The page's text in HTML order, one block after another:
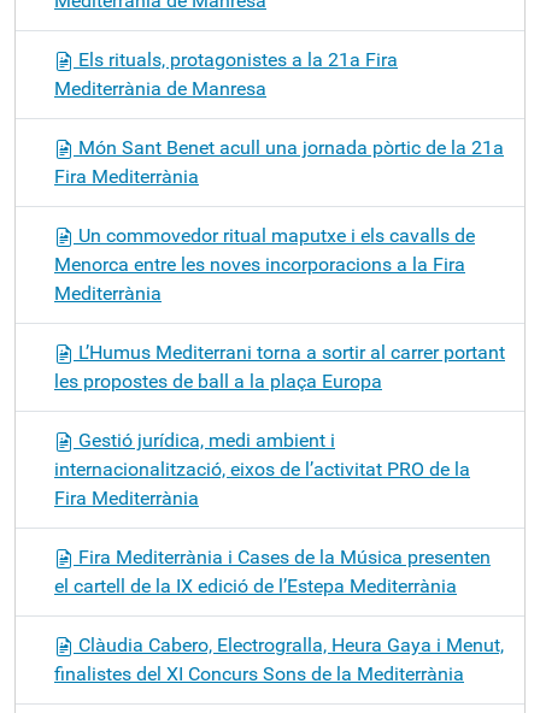
Els rituals, protagonistes a la 21a Fira
Mediterrània de Manresa
Món Sant Benet acull una jornada pòrtic de la 21a
Fira Mediterrània
Un commovedor ritual maputxe i els cavalls de
Menorca entre les noves incorporacions a la Fira
Mediterrània
L’Humus Mediterrani torna a sortir al carrer portant
les propostes de ball a la plaça Europa
Gestió jurídica, medi ambient i
internacionalització, eixos de l’activitat PRO de la
Fira Mediterrània
Fira Mediterrània i Cases de la Música presenten
el cartell de la IX edició de l’Estepa Mediterrània
Clàudia Cabero, Electrogralla, Heura Gaya i Menut,
finalistes del XI Concurs Sons de la Mediterrània